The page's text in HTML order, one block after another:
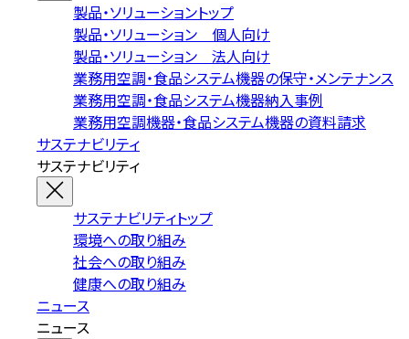
製品・ソリューショントップ
製品・ソリューション 個人向け
製品・ソリューション 法人向け
業務用空調・食品システム機器の保守・メンテナンス
業務用空調・食品システム機器納入事例
業務用空調機器・食品システム機器の資料請求
サステナビリティ
サステナビリティ
サステナビリティトップ
環境への取り組み
社会への取り組み
健康への取り組み
ニュース
ニュース